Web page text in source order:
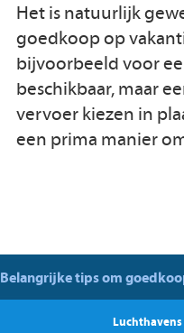
Het is natuurlijk
goedkoop op
bijvoorbeeld voor
beschikbaar, maar
vervoer kiezen in
een prima manier
Belangrijke tips om
Luchthavens